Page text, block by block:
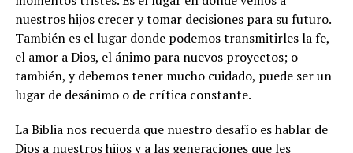
nuestros hijos crecer y tomar decisiones para su futuro.
También es el lugar donde podemos transmitirles la fe,
el amor a Dios, el ánimo para nuevos proyectos; o
también, y debemos tener mucho cuidado, puede ser un
lugar de desánimo o de crítica constante.
La Biblia nos recuerda que nuestro desafío es hablar de
Dios a nuestros hijos y a las generaciones que les